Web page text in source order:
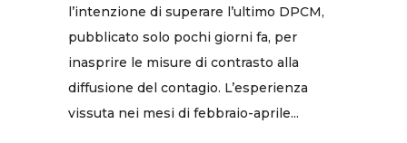
l’intenzione di superare l’ultimo DPCM,
pubblicato solo pochi giorni fa, per
inasprire le misure di contrasto alla
diffusione del contagio. L’esperienza
vissuta nei mesi di febbraio-aprile...